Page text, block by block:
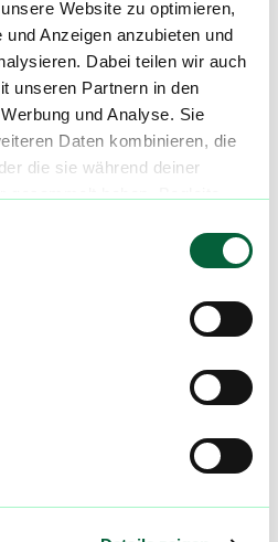
Website zu optimieren,
Anzeigen anzubieten und
Dabei teilen wir auch
unseren Partnern in den
und Analyse. Sie
Daten kombinieren, die
die sie während deiner
Strain
zu
Beacon WP T24
mit Deinen Kommentaren
noch besser zu